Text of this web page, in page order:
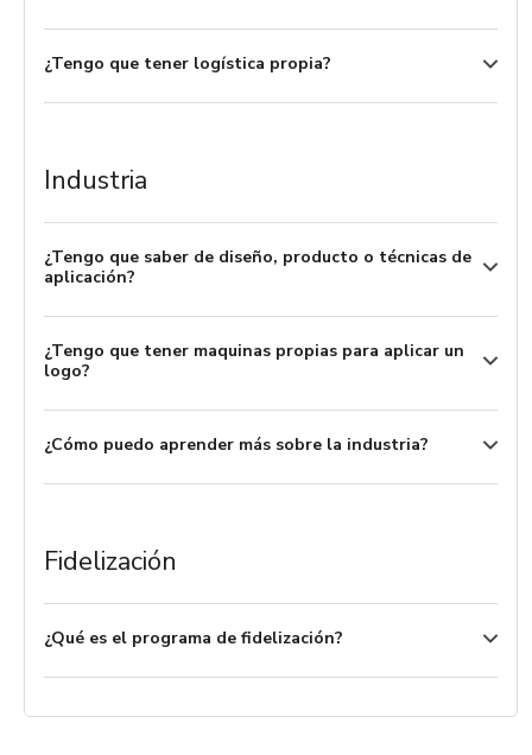
¿Tengo que tener logística propia?
Industria
¿Tengo que saber de diseño, producto o técnicas de
aplicación?
¿Tengo que tener maquinas propias para aplicar un
logo?
¿Cómo puedo aprender más sobre la industria?
Fidelización
¿Qué es el programa de fidelización?